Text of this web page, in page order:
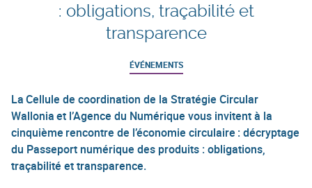
: obligations, traçabilité et
transparence
ÉVÉNEMENTS
La Cellule de coordination de la Stratégie Circular
Wallonia et l’Agence du Numérique vous invitent à la
cinquième rencontre de l’économie circulaire : décryptage
du Passeport numérique des produits : obligations,
traçabilité et transparence.